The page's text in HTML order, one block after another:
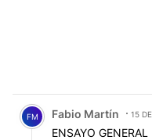
Comentario de Fabio
FM Fabio Martín 15
ENSAYO GENERAL